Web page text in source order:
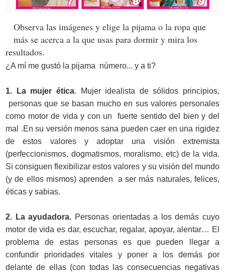
Observa las imágenes y elige la pijama o la ropa que
más se acerca a la que usas para dormir y mira los
resultados.
¿A mí me gustó la pijama número... y a ti?
1. La mujer ética. Mujer idealista de sólidos principios,
personas que se basan mucho en sus valores personales
como motor de vida y con un fuerte sentido del bien y del
mal .En su versión menos sana pueden caer en una rigidez
de estos valores y adoptar una visión extremista
(perfeccionismos, dogmatismos, moralismo, etc) de la vida.
Si consiguen flexibilizar estos valores y su visión del mundo
(y de ellos mismos) aprenden a ser más naturales, felices,
éticas y sabias.
2. La ayudadora. Personas orientadas a los demás cuyo
motor de vida es dar, escuchar, regalar, apoyar, alentar… El
problema de estas personas es que pueden llegar a
confundir prioridades vitales y poner a los demás por
delante de ellas (con todas las consecuencias negativas